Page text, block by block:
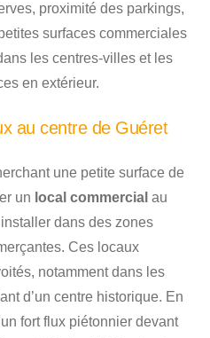
proximité des parkings,
surfaces commerciales
les centres-villes et les
en extérieur.
au centre de Guéret
une petite surface de
un local commercial au
dans des zones
Ces locaux
notamment dans les
d’un centre historique. En
fort flux piétonnier devant